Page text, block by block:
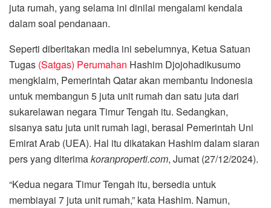
juta rumah, yang selama ini dinilai mengalami kendala
dalam soal pendanaan.
Seperti diberitakan media ini sebelumnya, Ketua Satuan
Tugas (Satgas) Perumahan Hashim Djojohadikusumo
mengklaim, Pemerintah Qatar akan membantu Indonesia
untuk membangun 5 juta unit rumah dan satu juta dari
sukarelawan negara Timur Tengah itu. Sedangkan,
sisanya satu juta unit rumah lagi, berasal Pemerintah Uni
Emirat Arab (UEA). Hal itu dikatakan Hashim dalam siaran
pers yang diterimakoranproperti.com, Jumat (27/12/2024).
“Kedua negara Timur Tengah itu, bersedia untuk
membiayai 7 juta unit rumah,” kata Hashim. Namun,